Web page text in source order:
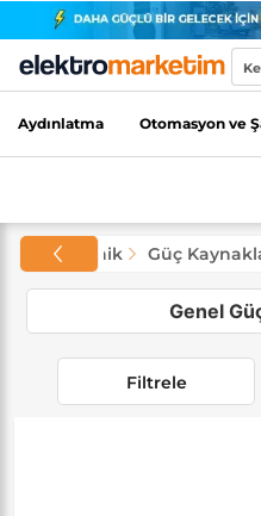
Aydınlatma Otomasyon ve
ve Elektronik Güç
Genel
Filtrele